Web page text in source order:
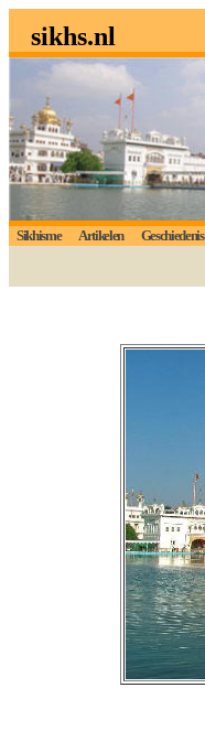
sikhs.nl
Sikhisme Artikelen Geschiedenis